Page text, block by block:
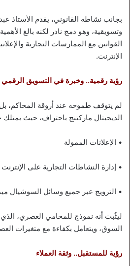
بجانب نشاطه القانوني، يقدم الأستاذ
وتسويقية، وهو دمج نادر لكنه بالغ
القوانين مع الممارسات التجارية
الإنترنت.
رؤية رقمية.. وخبرة في التسويق الرقمي
لم يتوقف طموحه عند أروقة المحاكم،
الديجيتال ماركتنج باحتراف، حيث
• الإعلانات الممولة
• إدارة النشاطات التجارية على الإنترنت
• الترويج عبر جميع وسائل السوشيال
ليثُبت أنه نموذج للمحامي العصري،
السوق، ويتعامل بكفاءة مع متغيرات
رؤية للمستقبل.. وثقة العملاء